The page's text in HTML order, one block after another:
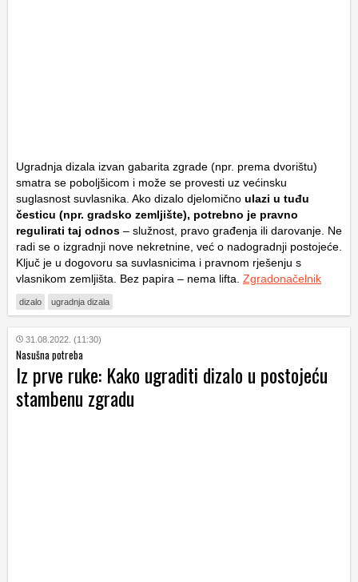
Ugradnja dizala izvan gabarita zgrade (npr. prema dvorištu)
smatra se poboljšicom i može se provesti uz većinsku
suglasnost suvlasnika. Ako dizalo djelomično ulazi u tuđu
česticu (npr. gradsko zemljište), potrebno je pravno
regulirati taj odnos – služnost, pravo građenja ili darovanje. Ne
radi se o izgradnji nove nekretnine, već o nadogradnji postojeće.
Ključ je u dogovoru sa suvlasnicima i pravnom rješenju s
vlasnikom zemljišta. Bez papira – nema lifta. Zgradonačelnik
dizalo ugradnja dizala
31.08.2022. (11:30)
Nasušna potreba
Iz prve ruke: Kako ugraditi dizalo u postojeću
stambenu zgradu